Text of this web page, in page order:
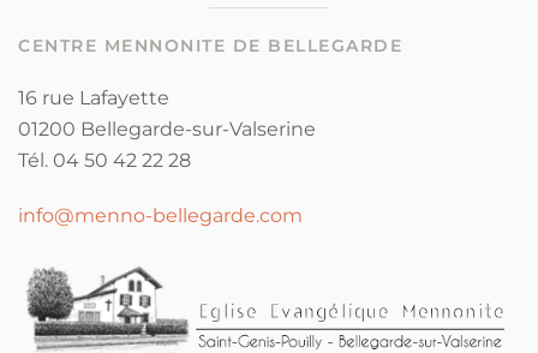
CENTRE MENNONITE DE BELLEGARDE
16 rue Lafayette
01200 Bellegarde-sur-Valserine
Tél. 04 50 42 22 28
info@menno-bellegarde.com